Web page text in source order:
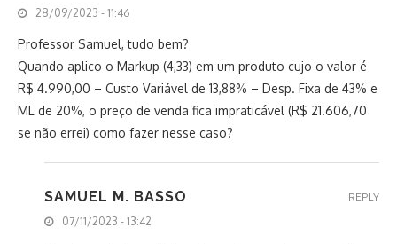
28/09/2023 - 11:46
Professor Samuel, tudo bem?
Quando aplico o Markup (4,33) em um produto cujo o valor é
R$ 4.990,00 – Custo Variável de 13,88% – Desp. Fixa de 43% e
ML de 20%, o preço de venda fica impraticável (R$ 21.606,70
se não errei) como fazer nesse caso?
SAMUEL M. BASSO
07/11/2023 - 13:42
REPLY